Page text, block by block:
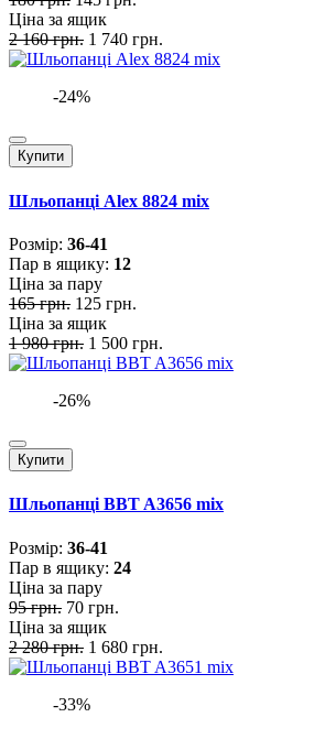
Ціна за ящик
2 160 грн. 1 740 грн.
-24%
Купити
Шльопанці Alex 8824 mix
Розмiр: 36-41
Пар в ящику: 12
Ціна за пару
165 грн. 125 грн.
Ціна за ящик
1 980 грн. 1 500 грн.
-26%
Купити
Шльопанці BBT A3656 mix
Розмiр: 36-41
Пар в ящику: 24
Ціна за пару
95 грн. 70 грн.
Ціна за ящик
2 280 грн. 1 680 грн.
-33%